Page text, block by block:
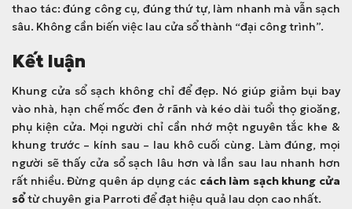
thao tác: đúng công cụ, đúng thứ tự, làm nhanh mà vẫn sạch
sâu. Không cần biến việc lau cửa sổ thành “đại công trình”.
Kết luận
Khung cửa sổ sạch không chỉ để đẹp. Nó giúp giảm bụi bay
vào nhà, hạn chế mốc đen ở rãnh và kéo dài tuổi thọ gioăng,
phụ kiện cửa. Mọi người chỉ cần nhớ một nguyên tắc khe &
khung trước – kính sau – lau khô cuối cùng. Làm đúng, mọi
người sẽ thấy cửa sổ sạch lâu hơn và lần sau lau nhanh hơn
rất nhiều. Đừng quên áp dụng các cách làm sạch khung cửa
sổtừ chuyên gia Parroti để đạt hiệu quả lau dọn cao nhất.